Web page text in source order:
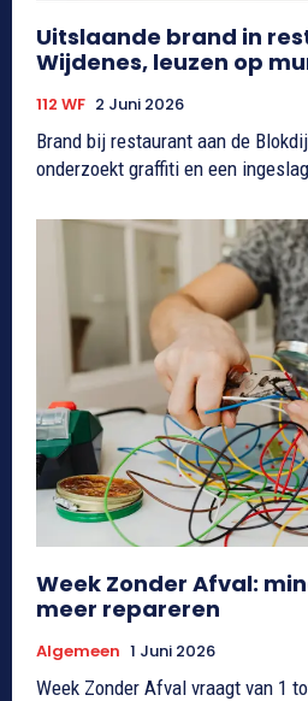
Uitslaande brand in
Wijdenes, leuzen op
112 WF 2 Juni 2026
Brand bij restaurant aan de
onderzoekt graffiti en een
Week Zonder Afval:
meer repareren
Algemeen 1 Juni 2026
Week Zonder Afval vraagt van 1